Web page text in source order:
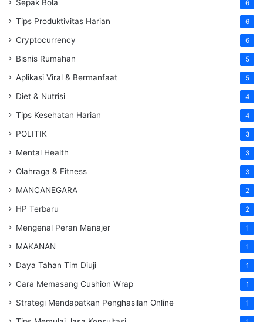
Sepak Bola 6
Tips Produktivitas Harian 6
Cryptocurrency 6
Bisnis Rumahan 5
Aplikasi Viral & Bermanfaat 5
Diet & Nutrisi 4
Tips Kesehatan Harian 4
POLITIK 3
Mental Health 3
Olahraga & Fitness 3
MANCANEGARA 2
HP Terbaru 2
Mengenal Peran Manajer 1
MAKANAN 1
Daya Tahan Tim Diuji 1
Cara Memasang Cushion Wrap 1
Strategi Mendapatkan Penghasilan Online 1